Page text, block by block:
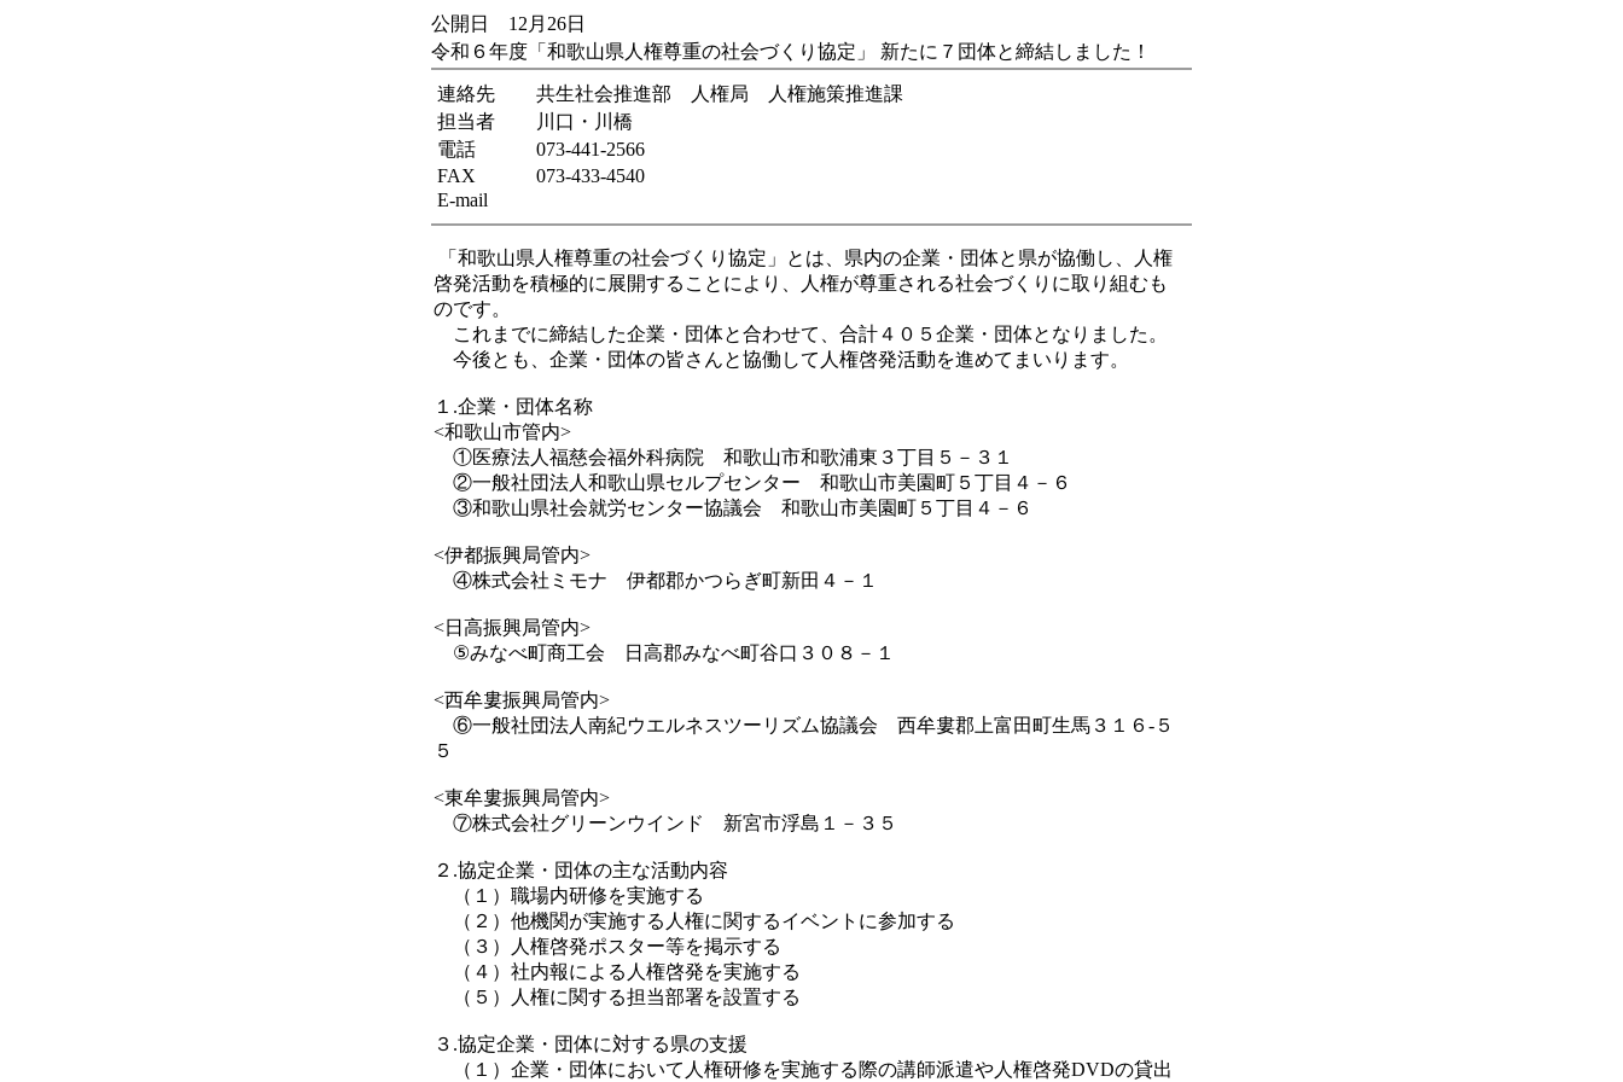
公開日 12月26日
令和６年度「和歌山県人権尊重の社会づくり協定」 新たに７団体と締結しました！
連絡先
共生社会推進部 人権局 人権施策推進課
担当者
川口・川橋
電話
073-441-2566
FAX
073-433-4540
E-mail
「和歌山県人権尊重の社会づくり協定」とは、県内の企業・団体と県が協働し、人権
啓発活動を積極的に展開することにより、人権が尊重される社会づくりに取り組むも
のです。
これまでに締結した企業・団体と合わせて、合計４０５企業・団体となりました。
今後とも、企業・団体の皆さんと協働して人権啓発活動を進めてまいります。
１.企業・団体名称
<和歌山市管内>
①医療法人福慈会福外科病院 和歌山市和歌浦東３丁目５－３１
②一般社団法人和歌山県セルプセンター 和歌山市美園町５丁目４－６
③和歌山県社会就労センター協議会 和歌山市美園町５丁目４－６
<伊都振興局管内>
④株式会社ミモナ 伊都郡かつらぎ町新田４－１
<日高振興局管内>
⑤みなべ町商工会 日高郡みなべ町谷口３０８－１
<西牟婁振興局管内>
⑥一般社団法人南紀ウエルネスツーリズム協議会 西牟婁郡上富田町生馬３１６-５
５
<東牟婁振興局管内>
⑦株式会社グリーンウインド 新宮市浮島１－３５
２.協定企業・団体の主な活動内容
（１）職場内研修を実施する
（２）他機関が実施する人権に関するイベントに参加する
（３）人権啓発ポスター等を掲示する
（４）社内報による人権啓発を実施する
（５）人権に関する担当部署を設置する
３.協定企業・団体に対する県の支援
（１）企業・団体において人権研修を実施する際の講師派遣や人権啓発DVDの貸出